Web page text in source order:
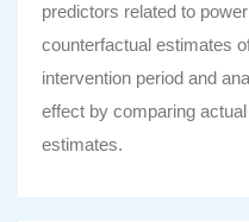
predictors related to
counterfactual estimates
intervention period and
effect by comparing
estimates.